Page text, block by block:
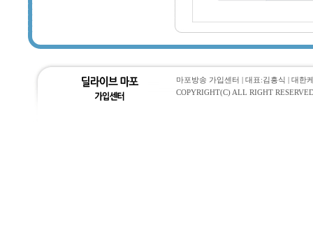
마포방송 가입센터 | 대표:김흥식 | 대한
COPYRIGHT(C) ALL RIGHT